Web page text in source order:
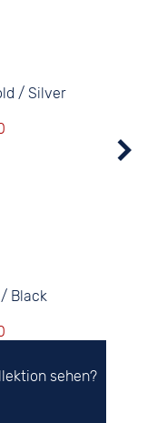
/ Silver
Black
sehen?